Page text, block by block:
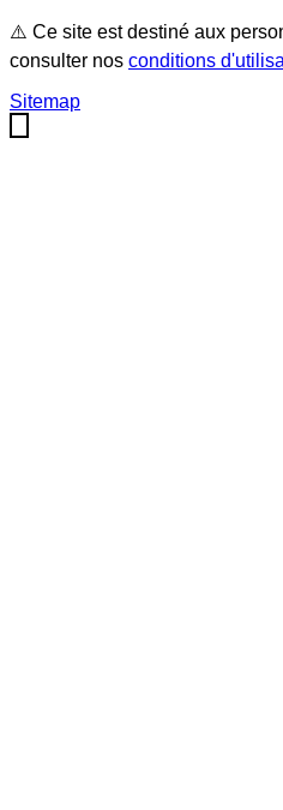
⚠️ Ce site est destiné aux
consulter nos conditions
Sitemap